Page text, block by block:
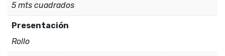
5 mts cuadrados
Presentación
Rollo